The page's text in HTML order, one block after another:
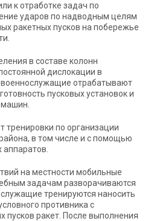
к отработке задач по
ударов по надводным целям
ракетных пусков на побережье
в составе колонн
дислокации в
отрабатывают
пусковых установок и
тренировки по организации
в том числе и с помощью
на местности мобильные
задачам разворачиваются
тренируются наносить
противника с
пусков ракет. После выполнения